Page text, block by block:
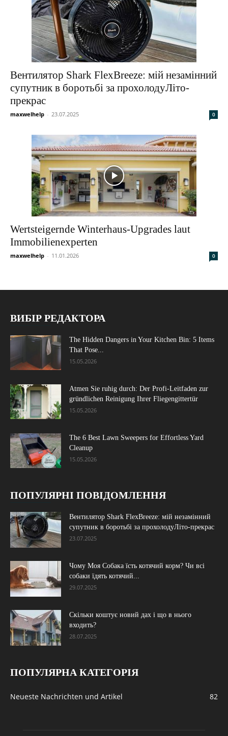
Вентилятор Shark FlexBreeze: мій незамінний
супутник в боротьбі за прохолодуЛіто-
прекрас
maxwelhelp - 23.07.2025 0
Wertsteigernde Winterhaus-Upgrades laut
Immobilienexperten
maxwelhelp - 11.01.2026 0
ВИБІР РЕДАКТОРА
The Hidden Dangers in Your Kitchen Bin: 5 Items
That Pose...
15.05.2026
Atmen Sie ruhig durch: Der Profi-Leitfaden zur
gründlichen Reinigung Ihrer Fliegengittertür
15.05.2026
The 6 Best Lawn Sweepers for Effortless Yard
Cleanup
15.05.2026
ПОПУЛЯРНІ ПОВІДОМЛЕННЯ
Вентилятор Shark FlexBreeze: мій незамінний
супутник в боротьбі за прохолодуЛіто-прекрас
23.07.2025
Чому Моя Собака їсть котячий корм? Чи всі
собаки їдять котячий...
29.07.2025
Скільки коштує новий дах і що в нього
входить?
28.07.2025
ПОПУЛЯРНА КАТЕГОРІЯ
Neueste Nachrichten und Artikel 82